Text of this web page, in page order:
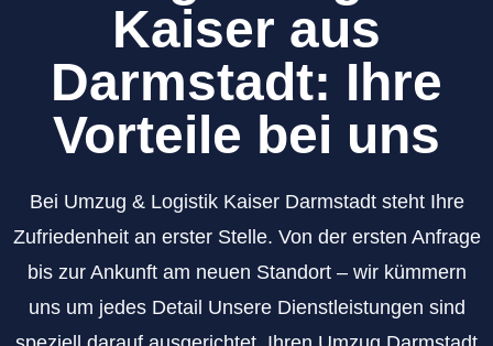
Kaiser aus
Darmstadt: Ihre
Vorteile bei uns
Bei Umzug & Logistik Kaiser Darmstadt steht Ihre
Zufriedenheit an erster Stelle. Von der ersten Anfrage
bis zur Ankunft am neuen Standort – wir kümmern
uns um jedes Detail Unsere Dienstleistungen sind